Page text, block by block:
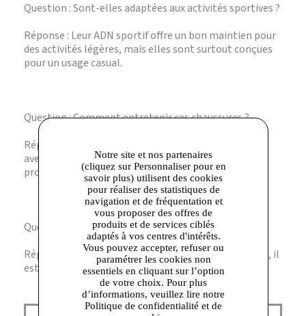
Question : Sont-elles adaptées aux activités sportives ?
Réponse : Leur ADN sportif offre un bon maintien pour
des activités légères, mais elles sont surtout conçues
pour un usage casual.
Question : Comment entretenir ces chaussures ?
Réponse : Il est recommandé de nettoyer la surface
avec un chiffon humide et d’éviter l’exposition
prolongée à l’eau.
Question : Quelle taille choisir ?
Réponse : La coupe est conforme aux standards Geox, il
est conseillé de prendre votre taille habituelle.
Notre site et nos partenaires
(cliquez sur Personnaliser pour en
savoir plus) utilisent des cookies
pour réaliser des statistiques de
navigation et de fréquentation et
vous proposer des offres de
produits et de services ciblés
adaptés à vos centres d'intérêts.
Vous pouvez accepter, refuser ou
paramétrer les cookies non
essentiels en cliquant sur l’option
de votre choix. Pour plus
d’informations, veuillez lire notre
Politique de confidentialité et de